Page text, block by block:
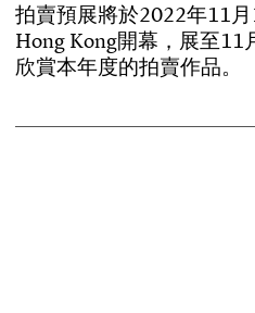
拍賣預展將於2022年11月
Hong Kong開幕 ， 展至11
欣賞本年度的拍賣作品。